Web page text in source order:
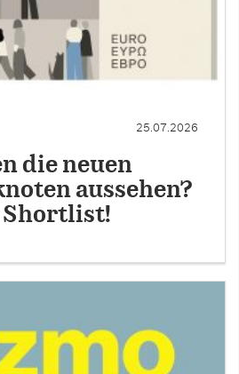
25.07.2026
die neuen
aussehen?
Shortlist!